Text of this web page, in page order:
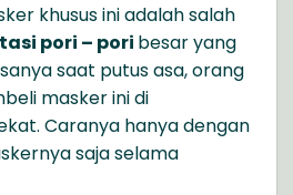
khusus ini adalah salah
pori – pori besar yang
saat putus asa, orang
masker ini di
Caranya hanya dengan
saja selama